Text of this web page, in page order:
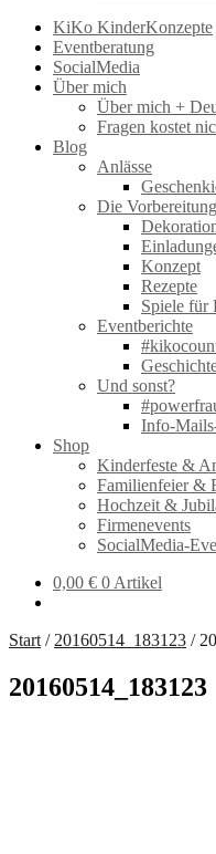
KiKo KinderKonzepte
Eventberatung
SocialMedia
Über mich
Über mich +
Fragen kostet
Blog
Anlässe
Die
Konzept
Rezepte
Spiele für
Eventberichte
Und sonst?
Info-
Shop
Kinderfeste &
Familienfeier &
Hochzeit &
Firmenevents
SocialMedia-
0,00 € 0 Artikel
Start / 20160514_183123 /
20160514_183123